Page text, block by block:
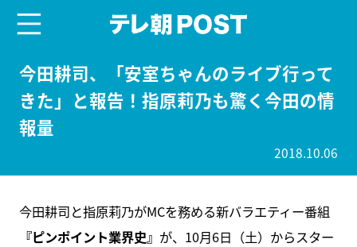
今田耕司、「安室ちゃんのライブ行って
きた」と報告！指原莉乃も驚く今田の情
報量
2018.10.06
今田耕司と指原莉乃がMCを務める新バラエティー番組
『ピンポイント業界史』 が、10月6日（土）からスター